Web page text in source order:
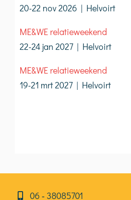
20-22 nov 2026 | Helvoirt
ME&WE relatieweekend
22-24 jan 2027 | Helvoirt
ME&WE relatieweekend
19-21 mrt 2027 | Helvoirt
06⁠⁠ ‑ 38085701